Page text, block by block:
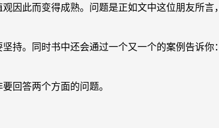
观因此而变得成熟。问题是正如文中这位朋友所
持。同时书中还会通过一个又一个的案例告诉
回答两个方面的问题。